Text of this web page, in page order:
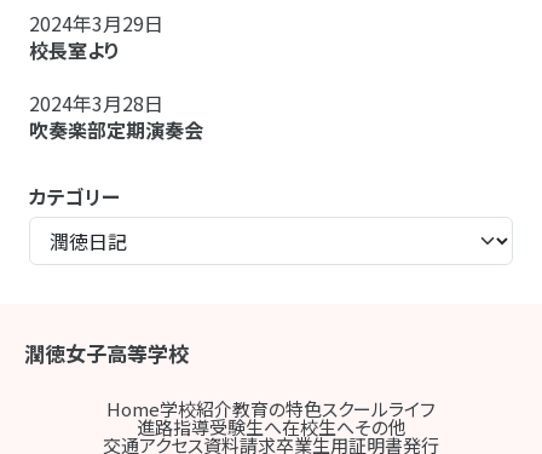
2024年3月29日
校長室より
2024年3月28日
吹奏楽部定期演奏会
カテゴリー
潤徳女子高等学校
Home学校紹介教育の特色スクールライフ
進路指導受験生へ在校生へその他
交通アクセス資料請求卒業生用証明書発行